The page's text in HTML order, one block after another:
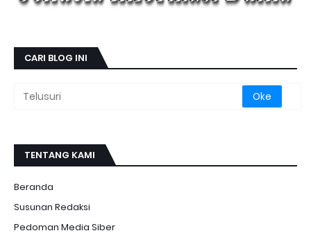
CARI BLOG INI
TENTANG KAMI
Beranda
Susunan Redaksi
Pedoman Media Siber